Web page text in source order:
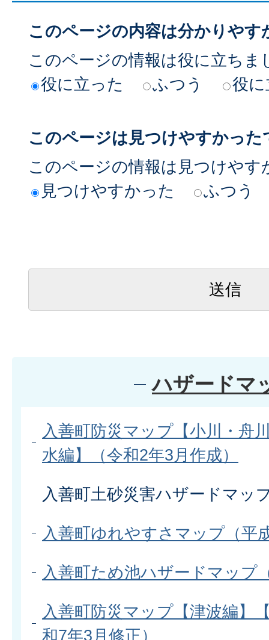
このページの内容は分かりやす
このページの情報は役に立ちま
役に立った
ふつう 役
このページは見つけやすかった
このページの情報は見つけやす
見つけやすかった
ふつう
ハザードマ
入善町防災マップ【小川・舟
水編】（令和2年3月作成）
入善町土砂災害ハザードマッ
入善町ゆれやすさマップ（平
入善町ため池ハザードマップ
入善町防災マップ【津波編】
和7年3月修正）